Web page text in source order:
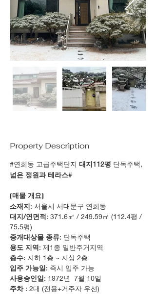
Property Description
#연희동 고급주택단지 대지112평 단독주택,
넓은 정원과 테라스#
[매물 개요]
소재지: 서울시 서대문구 연희동
대지/연면적: 371.6㎡ / 249.59㎡ (112.4평 /
75.5평)
중개대상물 종류: 단독주택
용도 지역: 제1종 일반주거지역
층수: 지하 1층 ~ 지상 2층
입주 가능일: 즉시 입주 가능
사용승인일: 1972년  7월 10일
주차 : 2대 (전용+거주자 우선)